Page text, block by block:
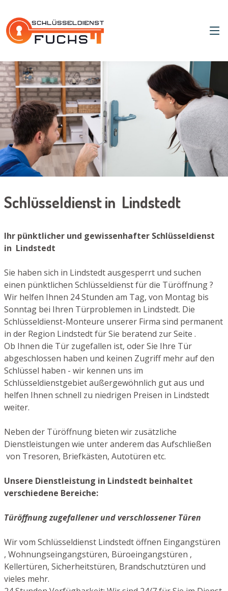
Schlüsseldienst in Lindstedt
Ihr pünktlicher und gewissenhafter Schlüsseldienst
in Lindstedt
Sie haben sich in Lindstedt ausgesperrt und suchen
einen pünktlichen Schlüsseldienst für die Türöffnung ?
Wir helfen Ihnen 24 Stunden am Tag, von Montag bis
Sonntag bei Ihren Türproblemen in Lindstedt. Die
Schlüsseldienst-Monteure unserer Firma sind permanent
in der Region Lindstedt für Sie beratend zur Seite .
Ob Ihnen die Tür zugefallen ist, oder Sie Ihre Tür
abgeschlossen haben und keinen Zugriff mehr auf den
Schlüssel haben - wir kennen uns im
Schlüsseldienstgebiet außergewöhnlich gut aus und
helfen Ihnen schnell zu niedrigen Preisen in Lindstedt
weiter.
Neben der Türöffnung bieten wir zusätzliche
Dienstleistungen wie unter anderem das Aufschließen
von Tresoren, Briefkästen, Autotüren etc.
Unsere Dienstleistung in Lindstedt beinhaltet
verschiedene Bereiche:
Türöffnung zugefallener und verschlossener Türen
Wir vom Schlüsseldienst Lindstedt öffnen Eingangstüren
, Wohnungseingangstüren, Büroeingangstüren ,
Kellertüren, Sicherheitstüren, Brandschutztüren und
vieles mehr.